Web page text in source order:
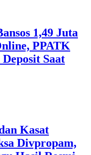
1,49 Juta
PPATK
Saat
Kasat
Divpropam,